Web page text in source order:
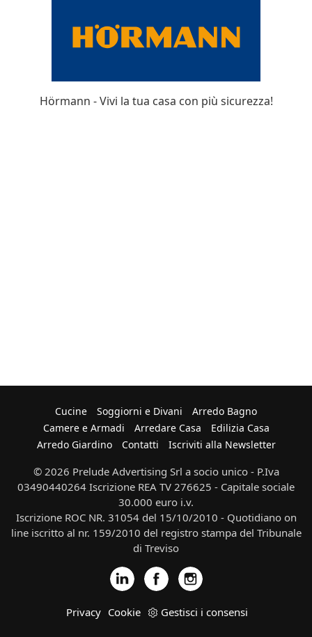
Hörmann - Vivi la tua casa con più sicurezza!
Cucine Soggiorni e Divani
Arredo Bagno
Camere e Armadi
Arredare Casa
Edilizia Casa
Arredo Giardino
Contatti Iscriviti alla Newsletter
© 2026 Prelude Advertising Srl a socio unico - P.Iva
03490440264 Iscrizione REA TV 276625 - Capitale sociale
30.000 euro i.v.
Iscrizione ROC NR. 31054 del 15/10/2010 - Quotidiano on
line iscritto al nr. 159/2010 del registro stampa del Tribunale
di Treviso
Privacy Cookie Gestisci i consensi